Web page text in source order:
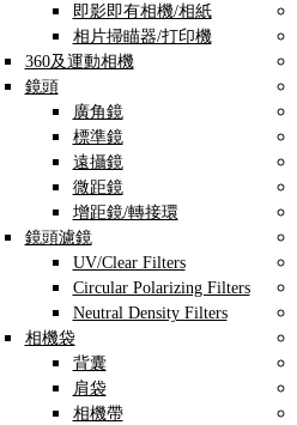
即影即有相機/相紙
相片掃瞄器/打印機
360及運動相機
鏡頭
廣角鏡
標準鏡
遠攝鏡
微距鏡
增距鏡/轉接環
鏡頭濾鏡
UV/Clear Filters
Circular Polarizing Filters
Neutral Density Filters
相機袋
背囊
肩袋
相機帶